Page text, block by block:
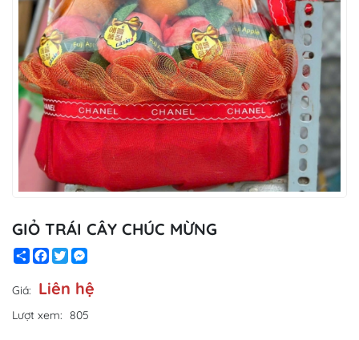
GIỎ TRÁI CÂY CHÚC MỪNG
ShareFacebook
Twitter
Giá: Liên hệ
Lượt xem: 805